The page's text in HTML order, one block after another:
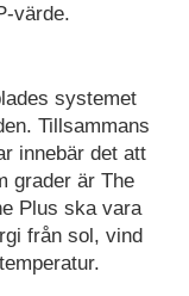
värde.
systemet
Tillsammans
innebär det att
grader är The
Plus ska vara
från sol, vind